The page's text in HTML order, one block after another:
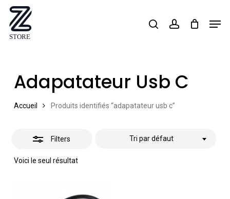
Skip
main
searchaccount
Adapatateur Usb C
Accueil Produits identifiés “adapatateur usb c”
Filters
Voici le seul résultat
Tri par défaut
Close